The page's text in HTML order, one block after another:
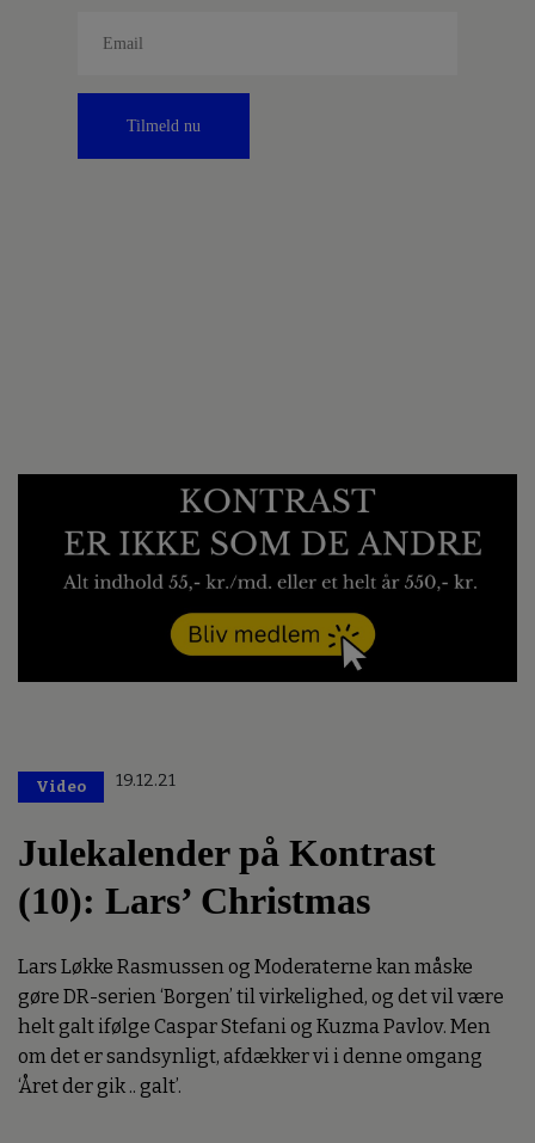
Tilmeld nu
Video 19.12.21
Julekalender på Kontrast
(10): Lars’ Christmas
Lars Løkke Rasmussen og Moderaterne kan måske
gøre DR-serien ‘Borgen’ til virkelighed, og det vil være
helt galt ifølge Caspar Stefani og Kuzma Pavlov. Men
om det er sandsynligt, afdækker vi i denne omgang
‘Året der gik .. galt’.